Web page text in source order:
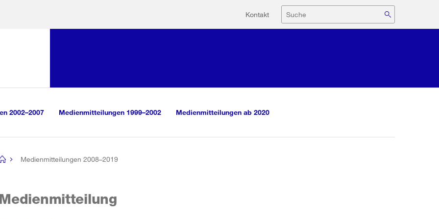
Hilfsnavigation
Kontakt Suche
2002–2007 Medienmitteilungen 1999–2002 Medienmitteilungen ab 2020
Medienmitteilungen 2008–2019